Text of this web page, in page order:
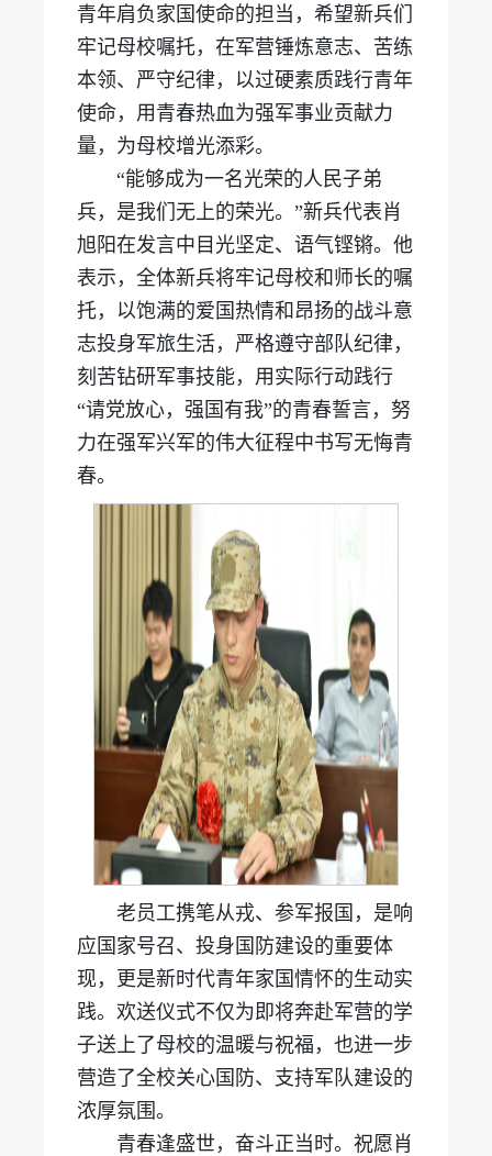
青年肩负家国使命的担当，希望新兵们
牢记母校嘱托，在军营锤炼意志、苦练
本领、严守纪律，以过硬素质践行青年
使命，用青春热血为强军事业贡献力
量，为母校增光添彩。
“能够成为一名光荣的人民子弟
兵，是我们无上的荣光。”新兵代表肖
旭阳在发言中目光坚定、语气铿锵。他
表示，全体新兵将牢记母校和师长的嘱
托，以饱满的爱国热情和昂扬的战斗意
志投身军旅生活，严格遵守部队纪律，
刻苦钻研军事技能，用实际行动践行
“请党放心，强国有我”的青春誓言，努
力在强军兴军的伟大征程中书写无悔青
春。
老员工携笔从戎、参军报国，是响
应国家号召、投身国防建设的重要体
现，更是新时代青年家国情怀的生动实
践。欢送仪式不仅为即将奔赴军营的学
子送上了母校的温暖与祝福，也进一步
营造了全校关心国防、支持军队建设的
浓厚氛围。
青春逢盛世，奋斗正当时。祝愿肖